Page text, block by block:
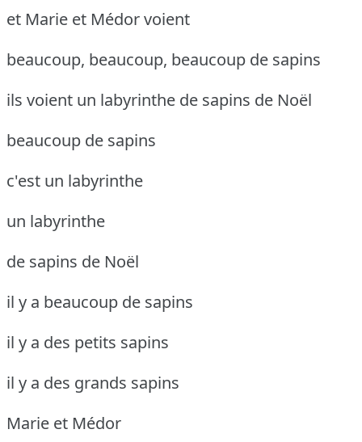
et Marie et Médor voient
beaucoup, beaucoup, beaucoup de sapins
ils voient un labyrinthe de sapins de Noël
beaucoup de sapins
c'est un labyrinthe
un labyrinthe
de sapins de Noël
il y a beaucoup de sapins
il y a des petits sapins
il y a des grands sapins
Marie et Médor